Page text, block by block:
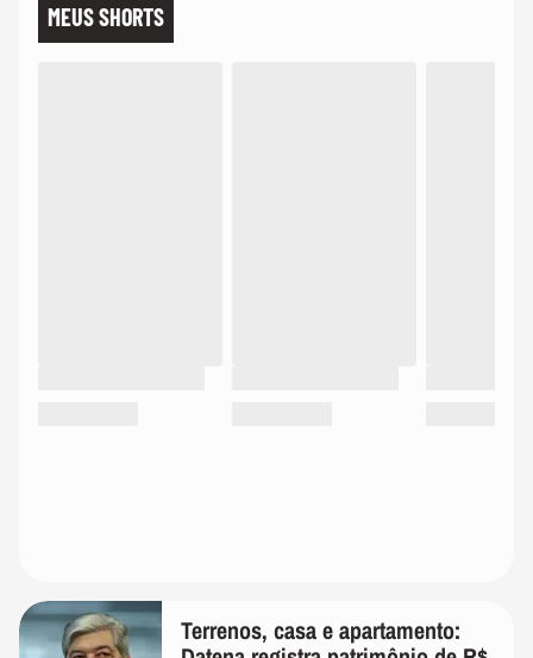
MEUS SHORTS
Terrenos, casa e apartamento: